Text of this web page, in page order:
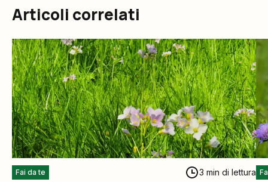
Articoli correlati
Fai da te 3 min di lettura